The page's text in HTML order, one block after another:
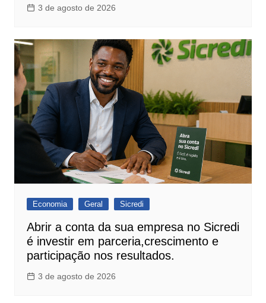
3 de agosto de 2026
Economia Geral Sicredi
Abrir a conta da sua empresa no Sicredi
é investir em parceria,crescimento e
participação nos resultados.
3 de agosto de 2026